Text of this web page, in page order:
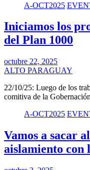
A-OCT2025
Iniciamos los
del Plan 1000
octubre 22, 2025
ALTO PARAGUAY
22/10/25: Luego de los
comitiva de la
A-OCT2025
Vamos a sacar
aislamiento con